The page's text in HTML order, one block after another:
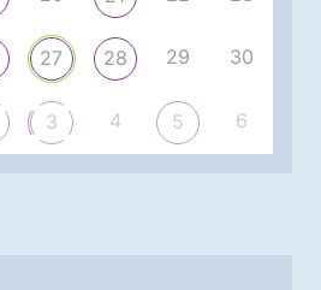
27 28 29 30
3 4 5 6